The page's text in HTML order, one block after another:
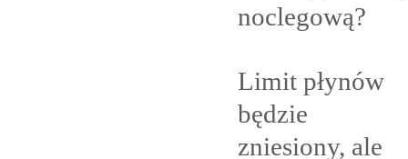
noclegową?
Limit płynów
będzie
zniesiony, ale